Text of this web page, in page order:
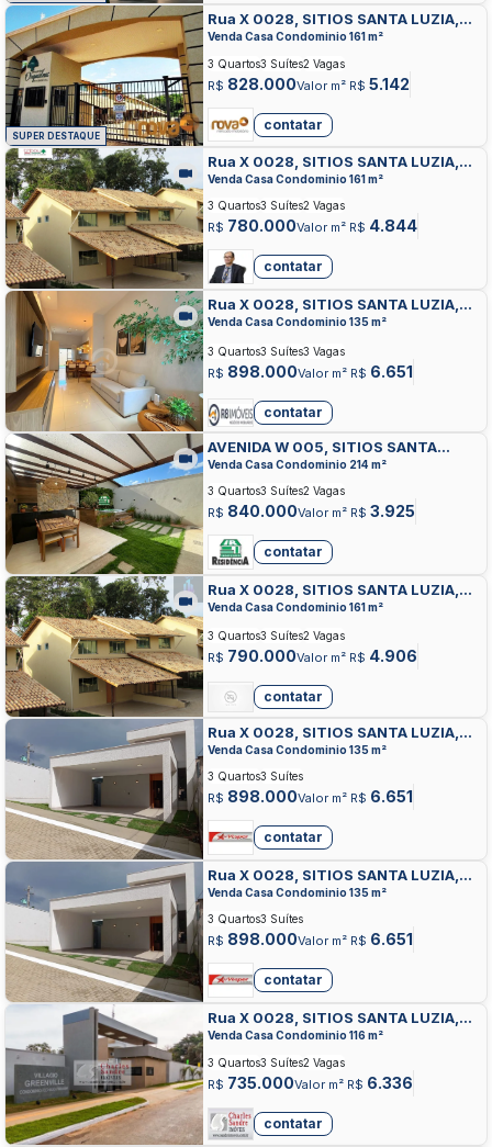
SUPER DESTAQUE
Rua X 0028, SITIOS SANTA LUZIA,
APARECIDA DE GOIANIA
Venda Casa Condominio 161 m²
R$ 828.000Valor m² R$ 5.142
3 Quartos3 Suítes2 Vagas
contatar
Rua X 0028, SITIOS SANTA LUZIA,
APARECIDA DE GOIANIA
Venda Casa Condominio 161 m²
R$ 780.000Valor m² R$ 4.844
3 Quartos3 Suítes2 Vagas
contatar
Rua X 0028, SITIOS SANTA LUZIA,
APARECIDA DE GOIANIA
Venda Casa Condominio 135 m²
R$ 898.000Valor m² R$ 6.651
3 Quartos3 Suítes3 Vagas
contatar
AVENIDA W 005, SITIOS SANTA
LUZIA, APARECIDA DE GOIANIA
Venda Casa Condominio 214 m²
R$ 840.000Valor m² R$ 3.925
3 Quartos3 Suítes2 Vagas
contatar
Rua X 0028, SITIOS SANTA LUZIA,
APARECIDA DE GOIANIA
Venda Casa Condominio 161 m²
R$ 790.000Valor m² R$ 4.906
3 Quartos3 Suítes2 Vagas
contatar
Rua X 0028, SITIOS SANTA LUZIA,
APARECIDA DE GOIANIA
Venda Casa Condominio 135 m²
R$ 898.000Valor m² R$ 6.651
3 Quartos3 Suítes
contatar
Rua X 0028, SITIOS SANTA LUZIA,
APARECIDA DE GOIANIA
Venda Casa Condominio 135 m²
R$ 898.000Valor m² R$ 6.651
3 Quartos3 Suítes
contatar
Rua X 0028, SITIOS SANTA LUZIA,
APARECIDA DE GOIANIA
Venda Casa Condominio 116 m²
R$ 735.000Valor m² R$ 6.336
3 Quartos3 Suítes2 Vagas
contatar